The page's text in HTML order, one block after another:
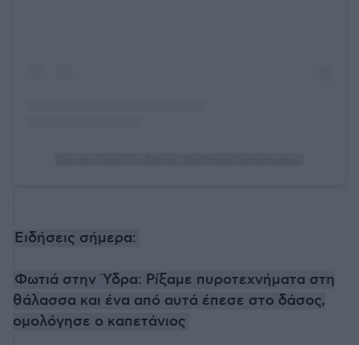
Ειδήσεις σήμερα:
Φωτιά στην Ύδρα: Ρίξαμε πυροτεχνήματα στη
θάλασσα και ένα από αυτά έπεσε στο δάσος,
ομολόγησε ο καπετάνιος